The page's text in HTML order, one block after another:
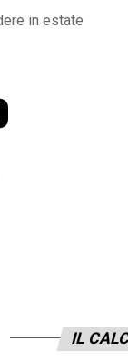
in estate
IL